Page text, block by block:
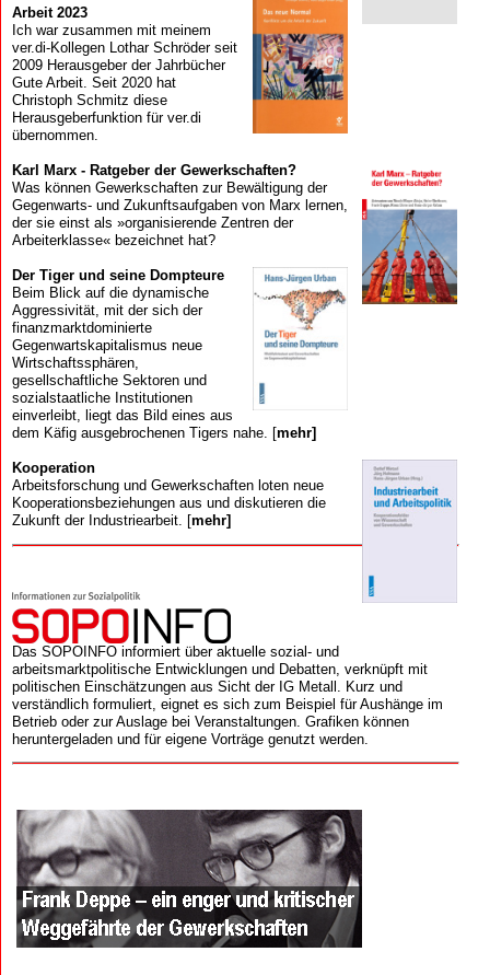
Arbeit 2023
Ich war zusammen mit meinem
ver.di-Kollegen Lothar Schröder seit
2009 Herausgeber der Jahrbücher
Gute Arbeit. Seit 2020 hat
Christoph Schmitz diese
Herausgeberfunktion für ver.di
übernommen.
Karl Marx - Ratgeber der Gewerkschaften?
Was können Gewerkschaften zur Bewältigung der
Gegenwarts- und Zukunftsaufgaben von Marx lernen,
der sie einst als »organisierende Zentren der
Arbeiterklasse« bezeichnet hat?
Der Tiger und seine Dompteure
Beim Blick auf die dynamische
Aggressivität, mit der sich der
finanzmarkt­dominierte
Gegenwartskapitalismus neue
Wirtschaftssphären,
gesellschaftliche Sektoren und
sozialstaatliche Institutionen
einverleibt, liegt das Bild eines aus
dem Käfig ausgebrochenen Tigers nahe. [mehr]
Kooperation
Arbeits­forschung und Gewerk­schaften loten neue
Kooperations­beziehungen aus und diskutieren die
Zukunft der Industriearbeit. [mehr]
Das SOPOINFO informiert über aktuelle sozial- und
arbeitsmarktpolitische Entwicklungen und Debatten, verknüpft mit
politischen Einschätzungen aus Sicht der IG Metall. Kurz und
verständlich formuliert, eignet es sich zum Beispiel für Aushänge im
Betrieb oder zur Auslage bei Veranstaltungen. Grafiken können
heruntergeladen und für eigene Vorträge genutzt werden.